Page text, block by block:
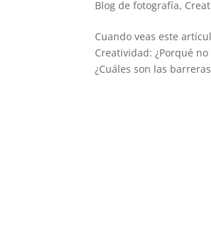
Blog de fotografía,
Cuando veas este
Creatividad: ¿Porqué
¿Cuáles son las